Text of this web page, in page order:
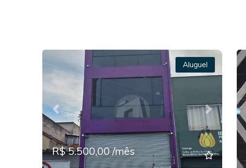
Previous Next
Aluguel
R$ 5.500,00 /mês